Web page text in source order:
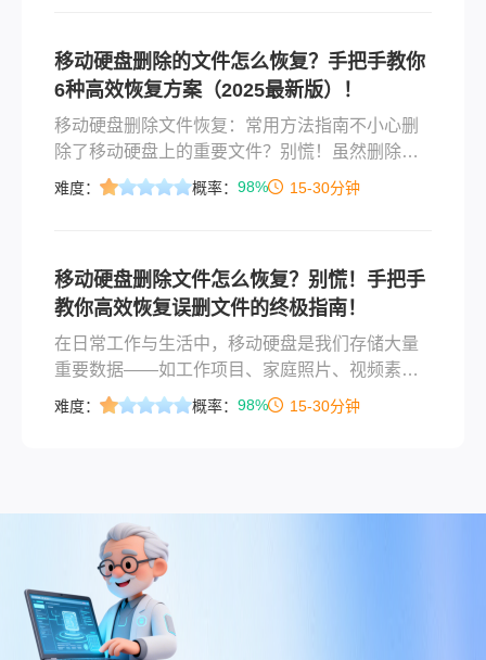
移动硬盘删除的文件怎么恢复？手把手教你
6种高效恢复方案（2025最新版）！
移动硬盘删除文件恢复：常用方法指南不小心删
除了移动硬盘上的重要文件？别慌！虽然删除后
文件看似消失，但只要硬盘没有严重物理损坏，
为“可用”，实际数据仍存在。继续写入新数据（包
括保存文件、安装软件等）可能覆盖被删文件区
域，导致永久丢失！🔍 方法一：使用数据
难度： 概率： 98% 15-30分钟
移动硬盘删除文件怎么恢复？别慌！手把手
教你高效恢复误删文件的终极指南！
在日常工作与生活中，移动硬盘是我们存储大量
重要数据——如工作项目、家庭照片、视频素
材、学术资料——的忠实伙伴。然而，“手滑”瞬间
未真正“消失”，它们只是被系统标记为“可覆盖空
间”。只要采取正确、及时的措施，恢复数据的成
功率非常高。
难度： 概率： 98% 15-30分钟